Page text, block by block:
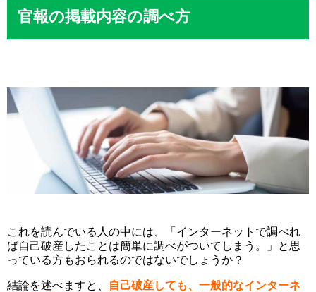
官報の掲載内容の調べ方
これを読んでいる人の中には、「インターネットで調べれ
ば自己破産したことは簡単に調べがついてしまう。」と思
っている方もおられるのではないでしょうか？
結論を述べますと、
自己破産しても、一般的なインターネ